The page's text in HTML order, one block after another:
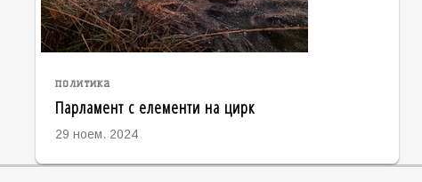
политика
Парламент с елементи на цирк
29 ноем. 2024